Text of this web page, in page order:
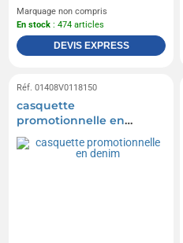
Marquage non compris
En stock : 474 articles
DEVIS EXPRESS
Réf. 01408V0118150
casquette
promotionnelle en
denim